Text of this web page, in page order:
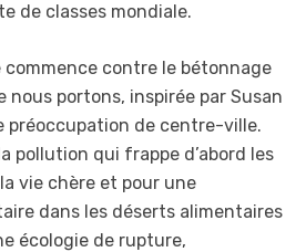
de classes mondiale.
contre le bétonnage
nous portons, inspirée par Susan
préoccupation de centre-ville.
pollution qui frappe d’abord les
vie chère et pour une
dans les déserts alimentaires
écologie de rupture,